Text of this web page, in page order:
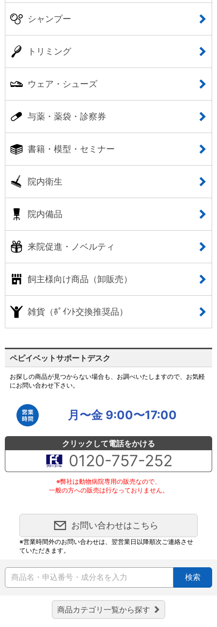
シャンプー
トリミング
ウェア・シューズ
与薬・薬袋・診察券
書籍・模型・セミナー
院内衛生
院内備品
来院促進・ノベルティ
飼主様向け商品（卸販売）
雑貨（ﾎﾟｲﾝﾄ交換推奨品）
ペピイベットサポートデスク
お探しの商品が見つからない場合も、お調べいたしますので、お気軽
にお問い合わせ下さい。
月〜金 9:00〜17:00
クリックして電話をかける
0120-757-252
※弊社は動物病院専用の販売なので、
一般の方への販売は行なっておりません。
お問い合わせはこちら
※営業時間外のお問い合わせは、翌営業日以降順次ご連絡させ
ていただきます。
検索
商品カテゴリ一覧から探す